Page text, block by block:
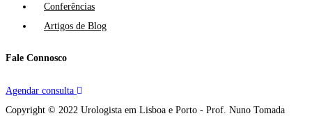
Conferências
Artigos de Blog
Fale Connosco
Agendar consulta
Copyright © 2022 Urologista em Lisboa e Porto - Prof. Nuno Tomada